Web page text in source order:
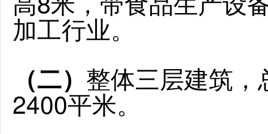
加工行业。
（二） 整体三层建筑
2400平米。